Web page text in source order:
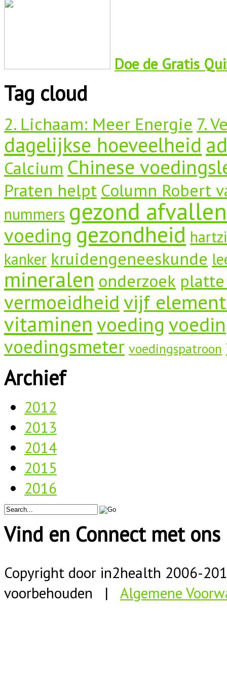
Doe de Gratis
Tag cloud
2. Lichaam: Meer Energie 7.
dagelijkse hoeveelheid
Calcium Chinese
Praten helpt Column Robert
nummers gezond afvallen
voeding gezondheid
kanker kruidengeneeskunde
mineralen onderzoek
vermoeidheidvijf
vitaminenvoeding
voedingsmeter voedingspatroon
Archief
2012
2013
2014
2015
2016
Vind en Connect met ons
Copyright door in2health 2006-
voorbehouden | Algemene